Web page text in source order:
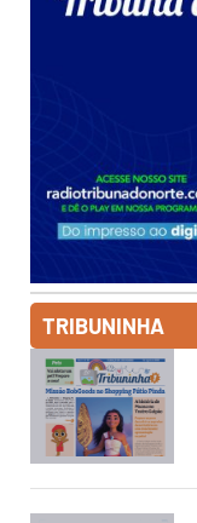
TRIBUNINHA